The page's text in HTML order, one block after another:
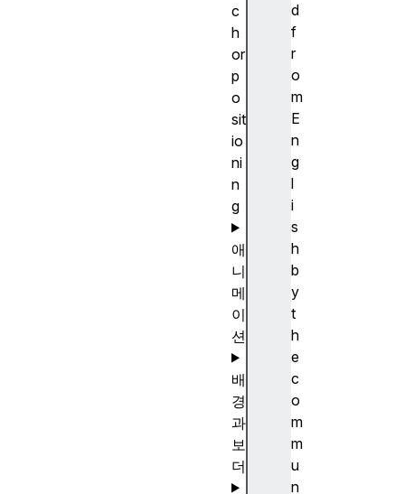
d
f
r
o
m
E
n
g
l
i
s
h
b
y
t
h
e
c
o
m
m
u
n
c
h
or
p
o
sit
io
ni
n
g
애
니
메
이
션
배
경
과
보
더